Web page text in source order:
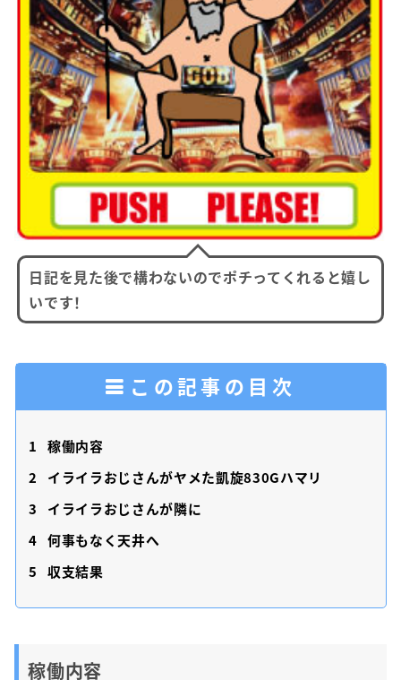
日記を見た後で構わないのでポチってくれると嬉し
いです！
この記事の目次
1
稼働内容
2
イライラおじさんがヤメた凱旋830Gハマリ
3
イライラおじさんが隣に
4 何事もなく天井へ
5
収支結果
稼働内容